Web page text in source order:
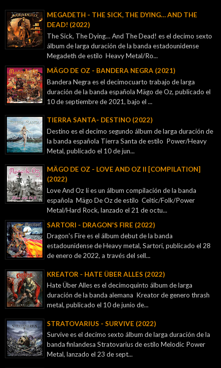
MEGADETH - THE SICK, THE DYING… AND THE
DEAD! (2022)
The Sick, The Dying… And The Dead! es el decimo sexto
álbum de larga duración de la banda estadounidense
Megadeth de estilo Heavy Metal/Ro...
MÄGO DE OZ - BANDERA NEGRA (2021)
Bandera Negra es el decimocuarto trabajo de larga
duración de la banda española Mägo de Oz, publicado el
10 de septiembre de 2021, bajo el ...
TIERRA SANTA- DESTINO (2022)
Destino es el decimo segundo álbum de larga duración de
la banda española Tierra Santa de estilo Power/Heavy
Metal, publicado el 10 de jun...
MÄGO DE OZ - LOVE AND OZ II [COMPILATION]
(2022)
Love And Oz Ii es un álbum compilación de la banda
española Mägo De Oz de estilo Celtic/Folk/Power
Metal/Hard Rock, lanzado el 21 de octu...
SARTORI - DRAGON'S FIRE (2022)
Dragon's Fire es el álbum debut de la banda
estadounidense de Heavy metal, Sartori, publicado el 28
de enero de 2022, a través del sell...
KREATOR - ‎HATE ÜBER ALLES (2022)
Hate Über Alles es el decimoquinto álbum de larga
duración de la banda alemana Kreator de genero thrash
metal, publicado el 10 de junio de...
STRATOVARIUS - SURVIVE (2022)
Survive es el decimo sexto álbum de larga duración de la
banda finlandesa Stratovarius de estilo Melodic Power
Metal, lanzado el 23 de sept...